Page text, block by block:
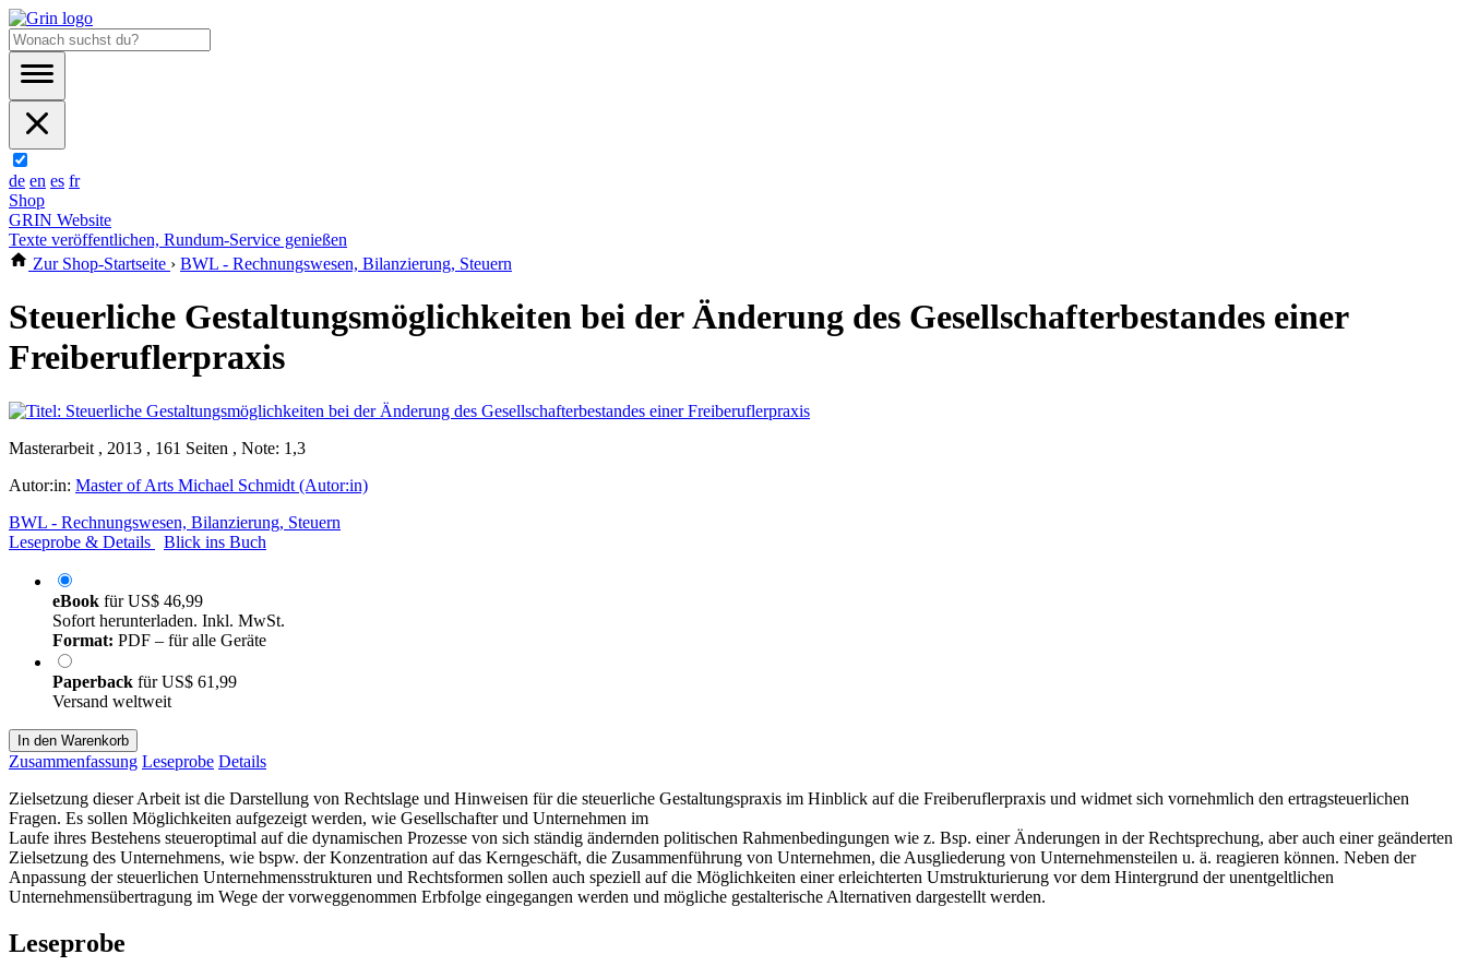
de en es fr
Shop
GRIN Website
Texte veröffentlichen, Rundum-Service genießen
Zur Shop-Startseite › BWL - Rechnungswesen, Bilanzierung, Steuern
Steuerliche Gestaltungsmöglichkeiten bei der Änderung des Gesellschafterbestandes einer
Freiberuflerpraxis
Masterarbeit , 2013 , 161 Seiten , Note: 1,3
Autor:in: Master of Arts Michael Schmidt (Autor:in)
BWL - Rechnungswesen, Bilanzierung, Steuern
Leseprobe & Details
Blick ins Buch
eBook fürUS$ 46,99
Sofort herunterladen. Inkl. MwSt.
Format: PDF – für alle Geräte
Paperback fürUS$ 61,99
Versand weltweit
In den Warenkorb
Zusammenfassung Leseprobe Details
Zielsetzung dieser Arbeit ist die Darstellung von Rechtslage und Hinweisen für die steuerliche Gestaltungspraxis im Hinblick auf die Freiberuflerpraxis und widmet sich vornehmlich den ertragsteuerlichen
Fragen. Es sollen Möglichkeiten aufgezeigt werden, wie Gesellschafter und Unternehmen im
Laufe ihres Bestehens steueroptimal auf die dynamischen Prozesse von sich ständig ändernden politischen Rahmenbedingungen wie z. Bsp. einer Änderungen in der Rechtsprechung, aber auch einer geänderten
Zielsetzung des Unternehmens, wie bspw. der Konzentration auf das Kerngeschäft, die Zusammenführung von Unternehmen, die Ausgliederung von Unternehmensteilen u. ä. reagieren können. Neben der
Anpassung der steuerlichen Unternehmensstrukturen und Rechtsformen sollen auch speziell auf die Möglichkeiten einer erleichterten Umstrukturierung vor dem Hintergrund der unentgeltlichen
Unternehmensübertragung im Wege der vorweggenommen Erbfolge eingegangen werden und mögliche gestalterische Alternativen dargestellt werden.
Leseprobe